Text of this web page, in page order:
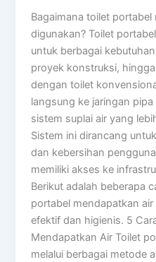
Bagaimana toilet
digunakan? Toilet
untuk berbagai
proyek konstruksi,
dengan toilet
langsung ke jaringan
sistem suplai air yang
Sistem ini dirancang
dan kebersihan
memiliki akses ke
Berikut adalah beberapa
portabel mendapatkan
efektif dan higienis. 5
Mendapatkan Air Toilet
melalui berbagai metode